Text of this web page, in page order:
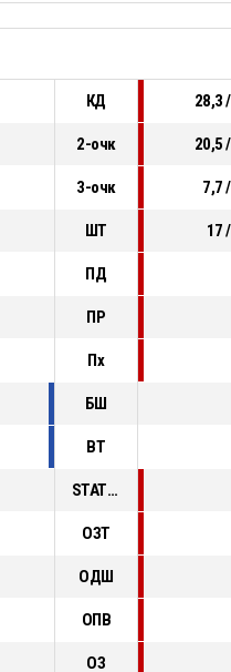
КД 28,3
2-очк 20,5
3-очк 7,7
ШТ 17
ПД
ПР
Пх
БШ
ВТ
STAT_PERSONMATCH_BASKETBALL_sFoulsPersonal_ABBREV
ОЗТ
ОДШ
ОПВ
ОЗ